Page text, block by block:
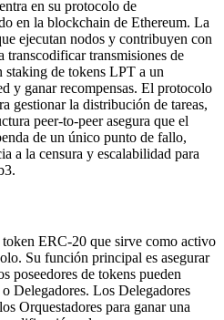
en su protocolo de
en la blockchain de Ethereum. La
ejecutan nodos y contribuyen con
transcodificar transmisiones de
staking de tokens LPT a un
y ganar recompensas. El protocolo
gestionar la distribución de tareas,
peer-to-peer asegura que el
de un único punto de fallo,
a la censura y escalabilidad para
ERC-20 que sirve como activo
Su función principal es asegurar
poseedores de tokens pueden
Delegadores. Los Delegadores
Orquestadores para ganar una